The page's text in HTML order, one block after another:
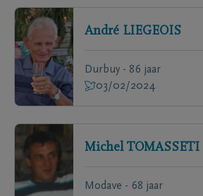
André LIEGEOIS
Durbuy - 86 jaar
03/02/2024
Michel TOMASSETI
Modave - 68 jaar